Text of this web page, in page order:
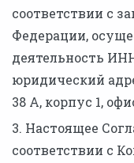
соответствии с
Федерации,
деятельность
юридический
38 А, корпус 1,
3. Настоящее
соответствии с